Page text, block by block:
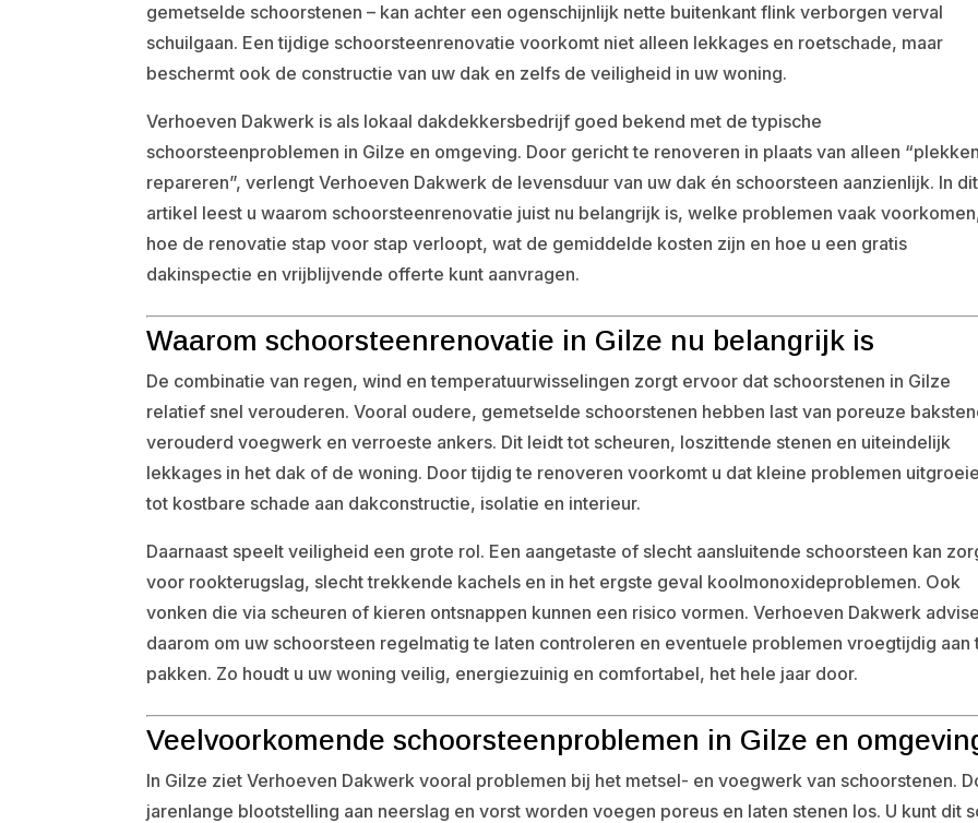
gemetselde schoorstenen – kan achter een ogenschijnlijk nette buitenkant flink verborgen verval
schuilgaan. Een tijdige schoorsteenrenovatie voorkomt niet alleen lekkages en roetschade, maar
beschermt ook de constructie van uw dak en zelfs de veiligheid in uw woning.
Verhoeven Dakwerk is als lokaal dakdekkersbedrijf goed bekend met de typische
schoorsteenproblemen in Gilze en omgeving. Door gericht te renoveren in plaats van alleen
repareren”, verlengt Verhoeven Dakwerk de levensduur van uw dak én schoorsteen aanzienlijk. In dit
artikel leest u waarom schoorsteenrenovatie juist nu belangrijk is, welke problemen vaak
hoe de renovatie stap voor stap verloopt, wat de gemiddelde kosten zijn en hoe u een gratis
dakinspectie en vrijblijvende offerte kunt aanvragen.
Waarom schoorsteenrenovatie in Gilze nu belangrijk is
De combinatie van regen, wind en temperatuurwisselingen zorgt ervoor dat schoorstenen in Gilze
relatief snel verouderen. Vooral oudere, gemetselde schoorstenen hebben last van poreuze
verouderd voegwerk en verroeste ankers. Dit leidt tot scheuren, loszittende stenen en uiteindelijk
lekkages in het dak of de woning. Door tijdig te renoveren voorkomt u dat kleine problemen
tot kostbare schade aan dakconstructie, isolatie en interieur.
Daarnaast speelt veiligheid een grote rol. Een aangetaste of slecht aansluitende schoorsteen kan
voor rookterugslag, slecht trekkende kachels en in het ergste geval koolmonoxideproblemen. Ook
vonken die via scheuren of kieren ontsnappen kunnen een risico vormen. Verhoeven Dakwerk
daarom om uw schoorsteen regelmatig te laten controleren en eventuele problemen vroegtijdig aan
pakken. Zo houdt u uw woning veilig, energiezuinig en comfortabel, het hele jaar door.
Veelvoorkomende schoorsteenproblemen in Gilze en
In Gilze ziet Verhoeven Dakwerk vooral problemen bij het metsel- en voegwerk van schoorstenen.
jarenlange blootstelling aan neerslag en vorst worden voegen poreus en laten stenen los. U kunt dit